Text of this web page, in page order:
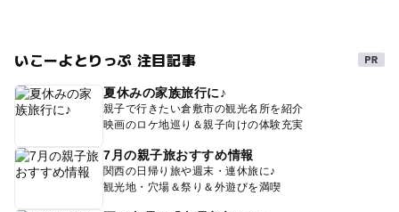
いこーよとりっぷ 注目記事
夏休みの家族旅行に♪
親子で行きたい倉敷市の観光名所を紹介
映画のロケ地巡り＆親子向けの体験充実
7月の親子旅おすすめ情報
関西の日帰り旅や週末・連休旅に♪
観光地・穴場＆祭り＆外遊びを満喫